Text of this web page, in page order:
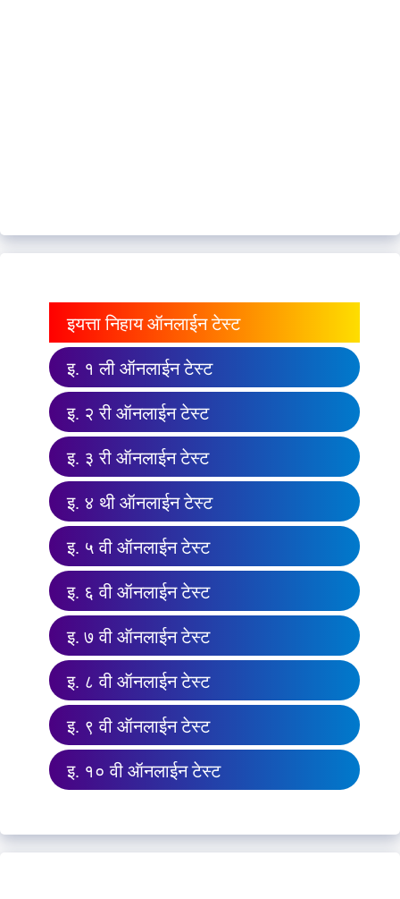
इयत्ता निहाय ऑनलाईन टेस्ट
इ. १ ली ऑनलाईन टेस्ट
इ. २ री ऑनलाईन टेस्ट
इ. ३ री ऑनलाईन टेस्ट
इ. ४ थी ऑनलाईन टेस्ट
इ. ५ वी ऑनलाईन टेस्ट
इ. ६ वी ऑनलाईन टेस्ट
इ. ७ वी ऑनलाईन टेस्ट
इ. ८ वी ऑनलाईन टेस्ट
इ. ९ वी ऑनलाईन टेस्ट
इ. १० वी ऑनलाईन टेस्ट